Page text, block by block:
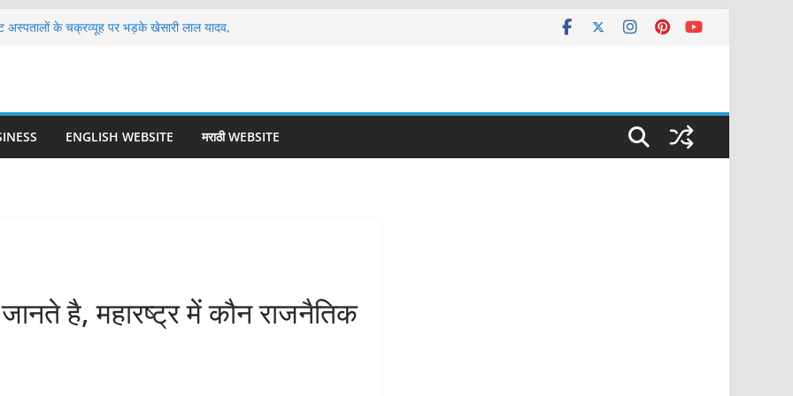
अस्पतालों के चक्रव्यूह पर भड़के खेसारी लाल यादव,
समाज कल्याण के 30वें ठंडे पानी के प्याऊ का
ENGLISH WEBSITE मराठी WEBSITE
जानते है, महारष्ट्र में कौन राजनैतिक